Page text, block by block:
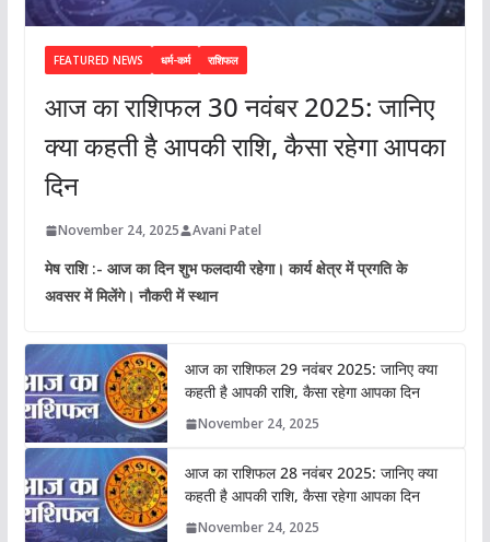
FEATURED NEWS धर्म-कर्म राशिफल
आज का राशिफल 30 नवंबर 2025: जानिए
क्या कहती है आपकी राशि, कैसा रहेगा आपका
दिन
November 24, 2025 Avani Patel
मेष राशि :- आज का दिन शुभ फलदायी रहेगा। कार्य क्षेत्र में प्रगति के
अवसर में मिलेंगे। नौकरी में स्थान
आज का राशिफल 29 नवंबर 2025: जानिए क्या
कहती है आपकी राशि, कैसा रहेगा आपका दिन
November 24, 2025
आज का राशिफल 28 नवंबर 2025: जानिए क्या
कहती है आपकी राशि, कैसा रहेगा आपका दिन
November 24, 2025